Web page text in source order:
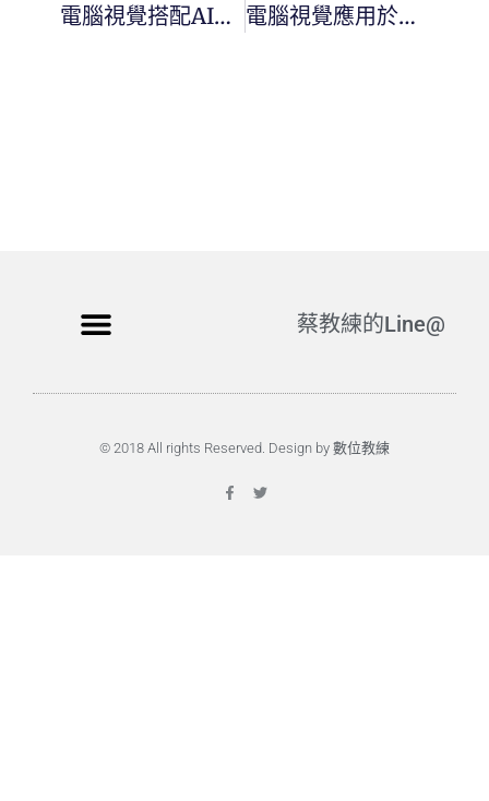
電腦視覺搭配AI實現智能監控系統 電腦視覺應用於人臉辨識技術發展趨勢
蔡教練的Line@
© 2018 All rights Reserved. Design by 數位教練